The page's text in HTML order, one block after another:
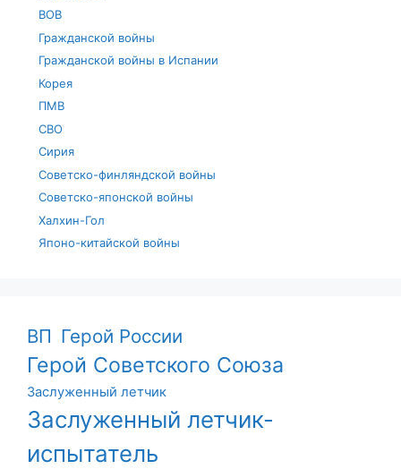
ВОВ
Гражданской войны
Гражданской войны в Испании
Корея
ПМВ
СВО
Сирия
Советско-финляндской войны
Советско-японской войны
Халхин-Гол
Японо-китайской войны
ВП Герой России
Герой Советского Союза
Заслуженный летчик
Заслуженный летчик-
испытатель